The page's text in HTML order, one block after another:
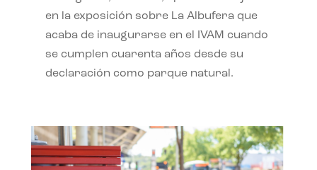
en la exposición sobre La Albufera que
acaba de inaugurarse en el IVAM cuando
se cumplen cuarenta años desde su
declaración como parque natural.